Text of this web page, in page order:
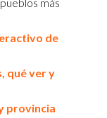
de
qué ver y
provincia